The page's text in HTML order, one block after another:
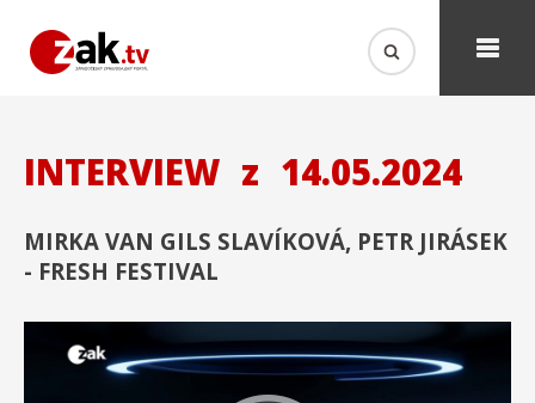
INTERVIEW z 14.05.2024
MIRKA VAN GILS SLAVÍKOVÁ, PETR JIRÁSEK
- FRESH FESTIVAL